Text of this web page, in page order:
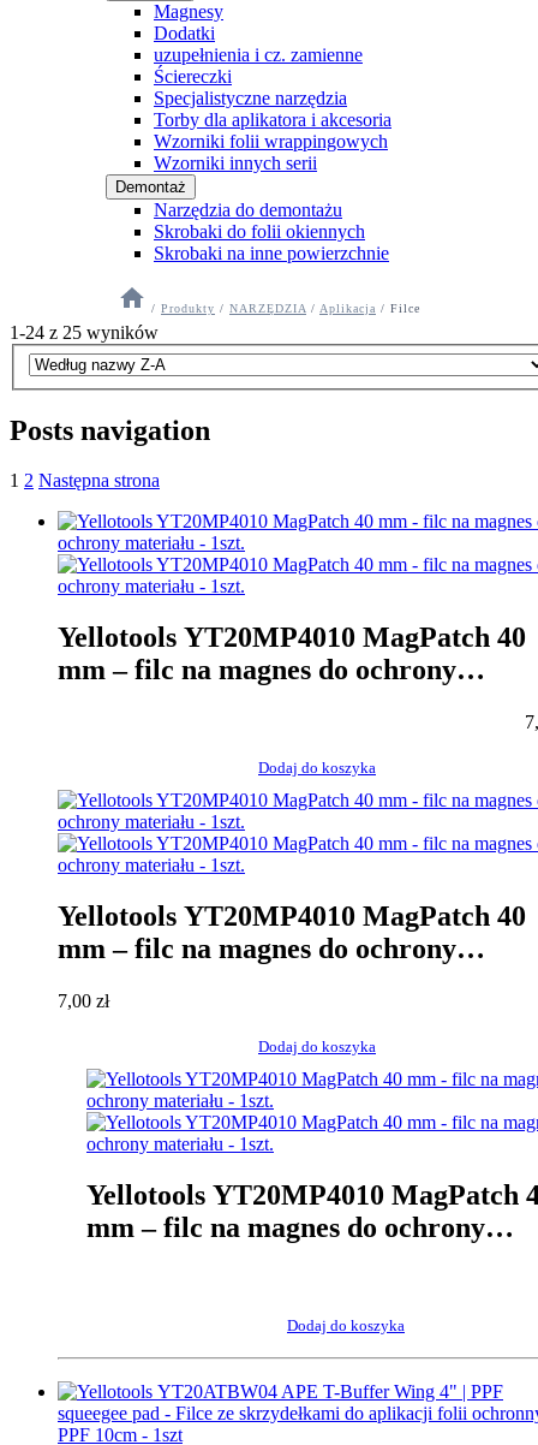
Magnesy
Dodatki
uzupełnienia i cz. zamienne
Ściereczki
Specjalistyczne narzędzia
Torby dla aplikatora i akcesoria
Wzorniki folii wrappingowych
Wzorniki innych serii
Demontaż
Narzędzia do demontażu
Skrobaki do folii okiennych
Skrobaki na inne powierzchnie
/ Produkty / NARZĘDZIA / Aplikacja / Filce
1-24 z 25 wyników
Posts navigation
1 2 Następna strona
Yellotools YT20MP4010 MagPatch 40
mm – filc na magnes do ochrony
Dodaj do koszyka
Yellotools YT20MP4010 MagPatch 40
mm – filc na magnes do ochrony
7,00 zł
Dodaj do koszyka
Yellotools YT20MP4010 MagPatch
mm – filc na magnes do ochrony
Dodaj do koszyka